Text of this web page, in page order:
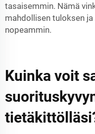
tasaisemmin. Nämä
mahdollisen tuloksen
nopeammin.
Kuinka voit